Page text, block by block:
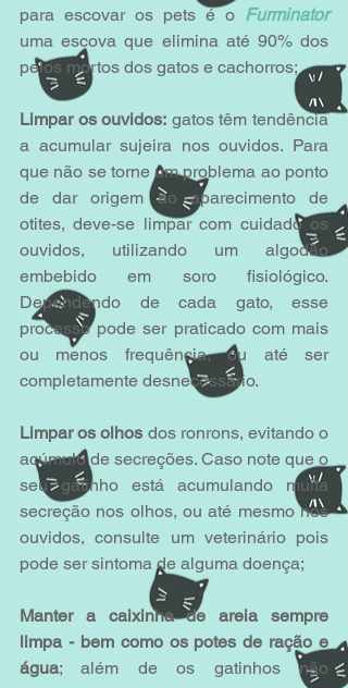
para escovar os pets é o Furminator
uma escova que elimina até 90% dos
pelos mortos dos gatos e cachorros;
Limpar os ouvidos: gatos têm tendência
a acumular sujeira nos ouvidos. Para
que não se torne um problema ao ponto
de dar origem ao aparecimento de
otites, deve-se limpar com cuidado os
ouvidos, utilizando um algodão
embebido em soro fisiológico.
Dependendo de cada gato, esse
processo pode ser praticado com mais
ou menos frequência, ou até ser
completamente desnecessário.
Limpar os olhos dos ronrons, evitando o
acúmulo de secreções. Caso note que o
seu gatinho está acumulando muita
secreção nos olhos, ou até mesmo nos
ouvidos, consulte um veterinário pois
pode ser sintoma de alguma doença;
Manter a caixinha de areia sempre
limpa - bem como os potes de ração e
água; além de os gatinhos não